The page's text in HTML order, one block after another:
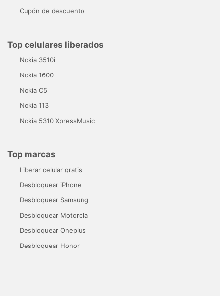
Cupón de descuento
Top celulares liberados
Nokia 3510i
Nokia 1600
Nokia C5
Nokia 113
Nokia 5310 XpressMusic
Top marcas
Liberar celular gratis
Desbloquear iPhone
Desbloquear Samsung
Desbloquear Motorola
Desbloquear Oneplus
Desbloquear Honor